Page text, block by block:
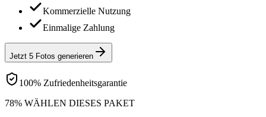
Kommerzielle Nutzung
Einmalige Zahlung
Jetzt 5 Fotos generieren
100% Zufriedenheitsgarantie
78% WÄHLEN DIESES PAKET